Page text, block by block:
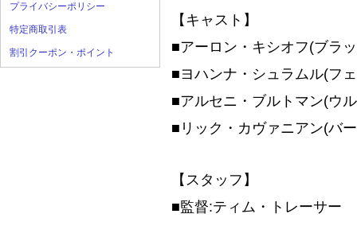
プライバシーポリシー
特定商取引表
割引クーポン・ポイント
【キャスト】
■アーロン・キシオフ(ブラ
■ヨハンナ・シュラムル(フ
■アルセニ・ブルトマン(ウ
■リック・カヴァニアン(バ
【スタッフ】
■監督:ティム・トレーサー